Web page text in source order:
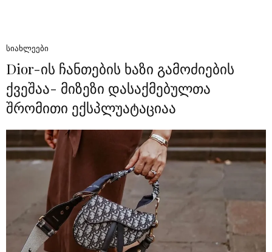
ᲡᲘᲐᲮᲚᲔᲔᲑᲘ
Dior-ის ჩანთების ხაზი გამოძიების
ქვეშაა- მიზეზი დასაქმებულთა
შრომითი ექსპლუატაციაა